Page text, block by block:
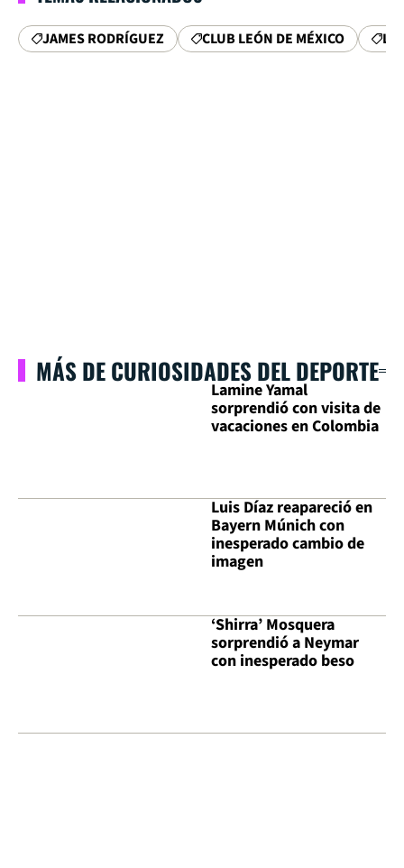
JAMES RODRÍGUEZ CLUB LEÓN DE MÉXICO
MÁS DE CURIOSIDADES DEL DEPORTE
Lamine Yamal
sorprendió con visita de
vacaciones en Colombia
Luis Díaz reapareció en
Bayern Múnich con
inesperado cambio de
imagen
‘Shirra’ Mosquera
sorprendió a Neymar
con inesperado beso